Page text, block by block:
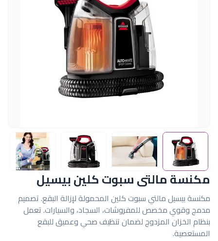
مكنسة مالتى سبوت كلين بيسيل
مكنسة بيسيل مالتي سبوت كلين المحمولة لإزالة البقع. تصميم
مدمج وقوي مخصص للمفروشات، السجاد، والسيارات. تعمل
بنظام الخزان المزدوج لضمان تنظيف صحي وعميق للبقع
المستعصية.